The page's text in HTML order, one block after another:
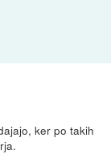
ker po takih